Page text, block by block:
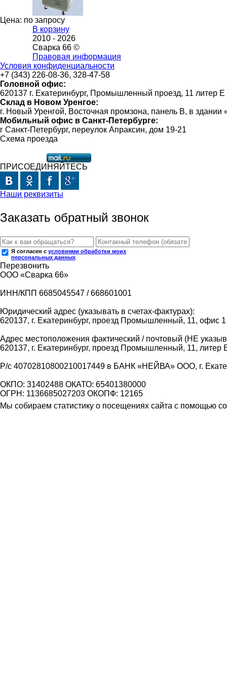
Цена: по запросу
В корзину
2010 - 2026
Сварка 66 ©
Правовая информация
Условия конфиденциальности
+7 (343) 226-08-36, 328-47-58
Головной офис:
620137 г. Екатеринбург, Промышленный проезд, 11 литер Е
Склад в Новом Уренгое:
г. Новый Уренгой, Восточная промзона, панель В, в
Мобильный офис в Санкт-Петербурге:
г Санкт-Петербург, переулок Апраксин, дом 19-21
Схема проезда
ПРИСОЕДИНЯЙТЕСЬ
Наши реквизиты
Заказать обратный звонок
Я согласен с условиями обработки моих
персональных данных
Перезвонить
ООО «Сварка 66»
ИНН/КПП 6685045547 / 668601001
Юридический адрес (указывать в счетах-фактурах):
620137, г. Екатеринбург, проезд Промышленный, 11, офис 1
Адрес местоположения фактический / почтовый (НЕ
620137, г. Екатеринбург, проезд Промышленный, 11, литер
Р/с 40702810800210017449 в БАНК «НЕЙВА» ООО, г.
ОКПО: 31402488 ОКАТО: 65401380000
ОГРН: 1136685027203 ОКОПФ: 12165
Мы собираем статистику о посещениях сайта с помощью